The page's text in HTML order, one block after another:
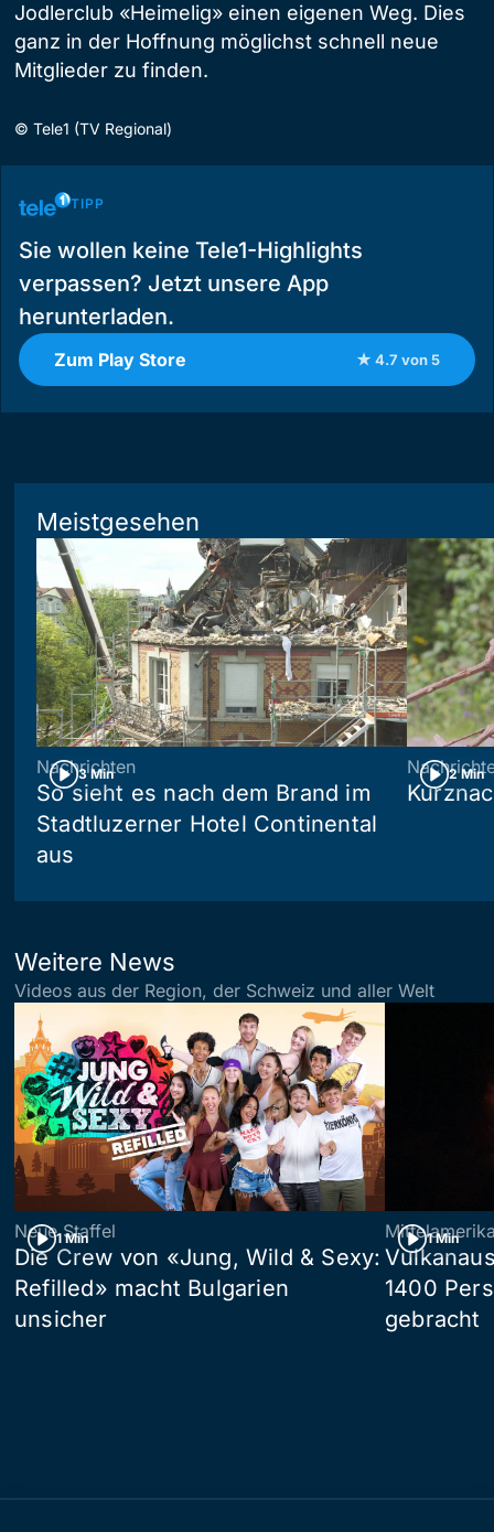
Jodlerclub «Heimelig» einen eigenen Weg. Dies
ganz in der Hoffnung möglichst schnell neue
Mitglieder zu finden.
© Tele1 (TV Regional)
TIPP
Sie wollen keine Tele1-Highlights
verpassen? Jetzt unsere App
herunterladen.
Zum Play Store ★ 4.7 von 5
Meistgesehen
3 Min
Nachrichten
So sieht es nach dem Brand im
Stadtluzerner Hotel Continental
aus
2 Min
Weitere News
Videos aus der Region, der Schweiz und aller Welt
1 Min
Neue Staffel
Die Crew von «Jung, Wild & Sexy:
Refilled» macht Bulgarien
unsicher
1 Min
1400
gebracht